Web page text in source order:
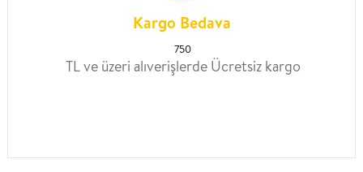
Kargo Bedava
750
TL ve üzeri alıverişlerde Ücretsiz kargo